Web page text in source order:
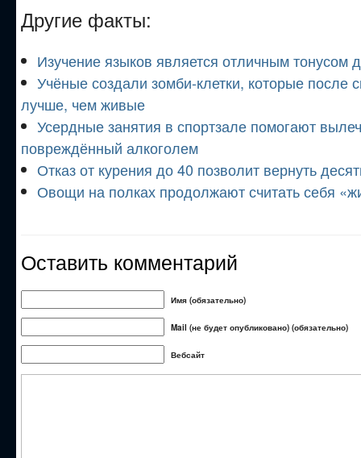
Другие факты:
Изучение языков является отличным тонусом
Учёные создали зомби-клетки, которые после
лучше, чем живые
Усердные занятия в спортзале помогают
повреждённый алкоголем
Отказ от курения до 40 позволит вернуть
Овощи на полках продолжают считать себя
Оставить комментарий
Имя (обязательно)
Mail (не будет опубликовано) (обязательно)
Вебсайт